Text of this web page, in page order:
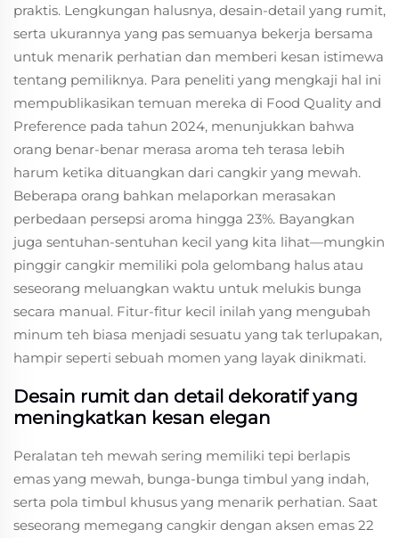
praktis. Lengkungan halusnya, desain-detail yang rumit,
serta ukurannya yang pas semuanya bekerja bersama
untuk menarik perhatian dan memberi kesan istimewa
tentang pemiliknya. Para peneliti yang mengkaji hal ini
mempublikasikan temuan mereka di Food Quality and
Preference pada tahun 2024, menunjukkan bahwa
orang benar-benar merasa aroma teh terasa lebih
harum ketika dituangkan dari cangkir yang mewah.
Beberapa orang bahkan melaporkan merasakan
perbedaan persepsi aroma hingga 23%. Bayangkan
juga sentuhan-sentuhan kecil yang kita lihat—mungkin
pinggir cangkir memiliki pola gelombang halus atau
seseorang meluangkan waktu untuk melukis bunga
secara manual. Fitur-fitur kecil inilah yang mengubah
minum teh biasa menjadi sesuatu yang tak terlupakan,
hampir seperti sebuah momen yang layak dinikmati.
Desain rumit dan detail dekoratif yang
meningkatkan kesan elegan
Peralatan teh mewah sering memiliki tepi berlapis
emas yang mewah, bunga-bunga timbul yang indah,
serta pola timbul khusus yang menarik perhatian. Saat
seseorang memegang cangkir dengan aksen emas 22